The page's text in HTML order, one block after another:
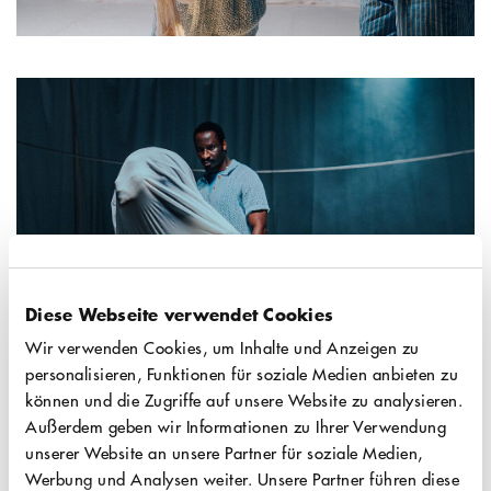
Diese Webseite verwendet Cookies
Wir verwenden Cookies, um Inhalte und Anzeigen zu
personalisieren, Funktionen für soziale Medien anbieten zu
können und die Zugriffe auf unsere Website zu analysieren.
Außerdem geben wir Informationen zu Ihrer Verwendung
unserer Website an unsere Partner für soziale Medien,
Werbung und Analysen weiter. Unsere Partner führen diese
Jahren ins Ruhrgebiet. Sie studierte
Szenische Forschung, Kunstgeschichte,
Religionswissenschaft sowie Moderne und
Zeitgenössische Kunst. Studien- und
Bildungsaufenthalte führten sie nach Paris
und Tel Aviv. Ihre Inszenierungen zeichnen
Zugehörigkeit und gesellschaftlichen
Machtstrukturen aus. Dabei verbindet sie
dokumentarische und performative Formen
mit einer sensiblen, experimentellen
Bildsprache, in der sich das Persönliche